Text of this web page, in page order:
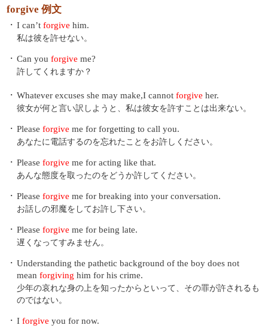
forgive 例文
・ I can’t forgive him.
私は彼を許せない。
・ Can you forgive me?
許してくれますか？
・ Whatever excuses she may make,I cannot forgive her.
彼女が何と言い訳しようと、私は彼女を許すことは出来ない。
・ Please forgive me for forgetting to call you.
あなたに電話するのを忘れたことをお許しください。
・ Please forgive me for acting like that.
あんな態度を取ったのをどうか許してください。
・ Please forgive me for breaking into your conversation.
お話しの邪魔をしてお許し下さい。
・ Please forgive me for being late.
遅くなってすみません。
・ Understanding the pathetic background of the boy does not
mean forgiving him for his crime.
少年の哀れな身の上を知ったからといって、その罪が許されるも
のではない。
・ I forgive you for now.